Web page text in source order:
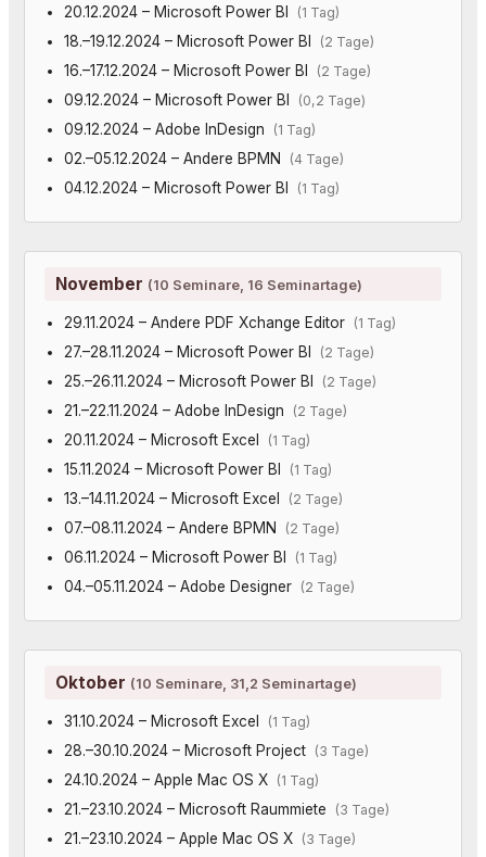
20.12.2024 – Microsoft Power BI (1 Tag)
18.–19.12.2024 – Microsoft Power BI (2 Tage)
16.–17.12.2024 – Microsoft Power BI (2 Tage)
09.12.2024 – Microsoft Power BI (0,2 Tage)
09.12.2024 – Adobe InDesign (1 Tag)
02.–05.12.2024 – Andere BPMN (4 Tage)
04.12.2024 – Microsoft Power BI (1 Tag)
November (10 Seminare, 16 Seminartage)
29.11.2024 – Andere PDF Xchange Editor (1 Tag)
27.–28.11.2024 – Microsoft Power BI (2 Tage)
25.–26.11.2024 – Microsoft Power BI (2 Tage)
21.–22.11.2024 – Adobe InDesign (2 Tage)
20.11.2024 – Microsoft Excel (1 Tag)
15.11.2024 – Microsoft Power BI (1 Tag)
13.–14.11.2024 – Microsoft Excel (2 Tage)
07.–08.11.2024 – Andere BPMN (2 Tage)
06.11.2024 – Microsoft Power BI (1 Tag)
04.–05.11.2024 – Adobe Designer (2 Tage)
Oktober (10 Seminare, 31,2 Seminartage)
31.10.2024 – Microsoft Excel (1 Tag)
28.–30.10.2024 – Microsoft Project (3 Tage)
24.10.2024 – Apple Mac OS X (1 Tag)
21.–23.10.2024 – Microsoft Raummiete (3 Tage)
21.–23.10.2024 – Apple Mac OS X (3 Tage)